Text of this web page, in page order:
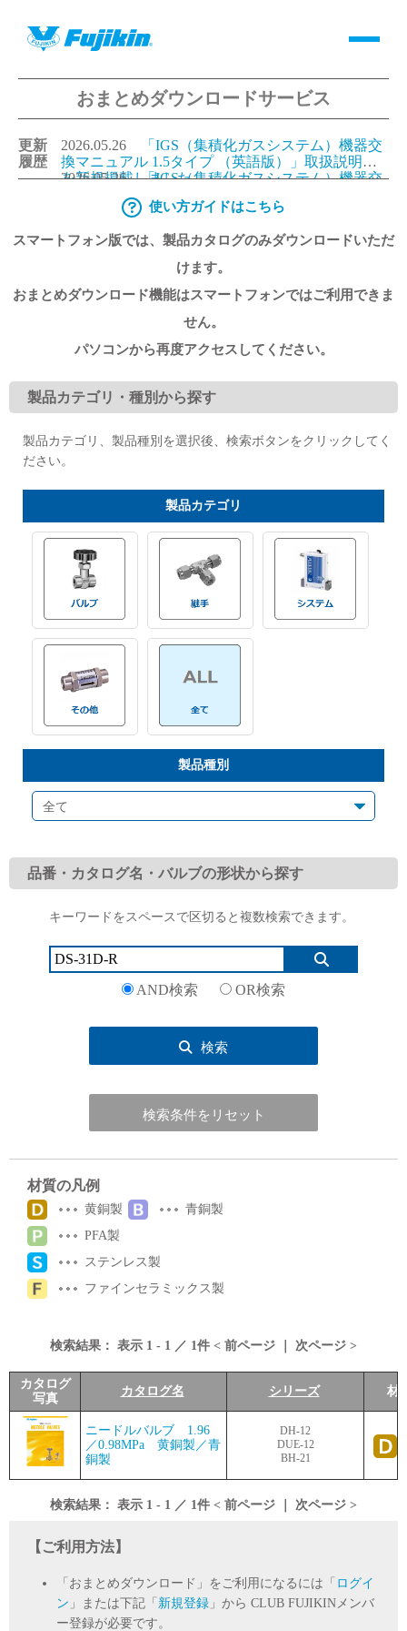
製品情報
バルブ・継手・システムを探す
製品カタログダウンロード
バルブと継手のきほん
説明会・講習会
ログイン
会社情報
Corporate Blog
採用情報
お問い合わせ
おまとめダウンロードサービス
更新
履歴
2026.05.26
「IGS（集積化ガスシステム）機器交
換マニュアル 1.5タイプ （英語版）」取扱説明書
を新規掲載しました。
2026.05.26「IGS（集積化ガスシステム）機器交
換マニュアル 1.125タイプ（英語版）」取扱説明書
を新規掲載しました。
2026.05.26「IGS（集積化ガスシステム）機器交
書を更新しました。
2026.05.26「IGS（集積化ガスシステム）機器交
換マニュアル 1.125タイプ（日本語版）」取扱説明
書を更新しました。
使い方ガイドはこちら
スマートフォン版では、製品カタログのみダウンロードいただ
けます。
おまとめダウンロード機能はスマートフォンではご利用できま
せん。
パソコンから再度アクセスしてください。
製品カテゴリ・種別から探す
製品カテゴリ、製品種別を選択後、検索ボタンをクリックしてく
ださい。
製品カテゴリ
製品種別
品番・カタログ名・バルブの形状から探す
キーワードをスペースで区切ると複数検索できます。
AND検索 OR検索
検索
検索条件をリセット
材質の凡例
黄銅製
青銅製
PFA製
ステンレス製
ファインセラミックス製
検索結果： 表示 1 - 1 ／ 1件 < 前ページ 次ページ >
カタログ
写真
カタログ名 シリーズ 材
ニードルバルブ 1.96
／0.98MPa 黄銅製／青
銅製
DH-12
DUE-12
BH-21
検索結果： 表示 1 - 1 ／ 1件 < 前ページ 次ページ >
【ご利用方法】
「おまとめダウンロード」をご利用になるには「 ログイ
ン 」または下記「 新規登録 」から CLUB FUJIKINメンバ
ー登録が必要です。